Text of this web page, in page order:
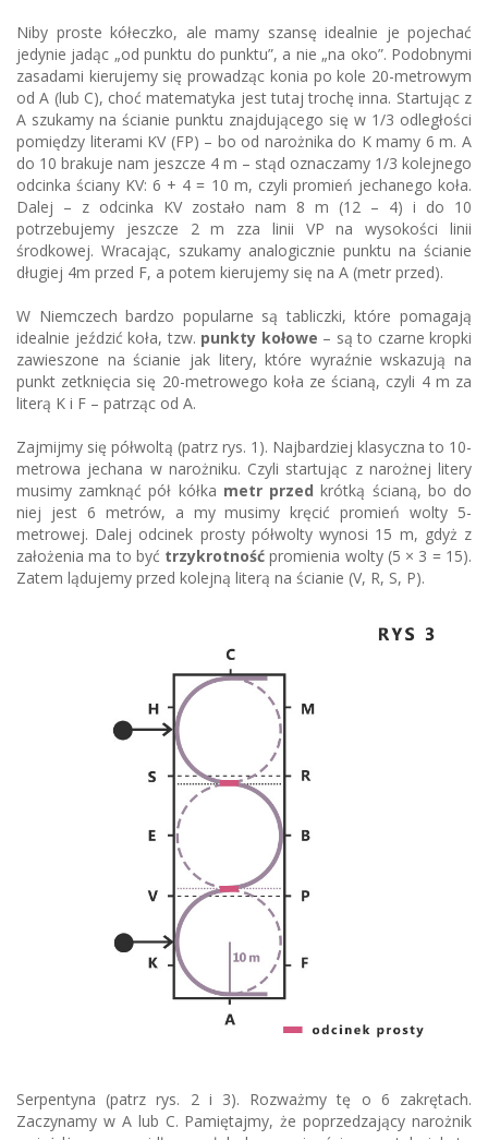
Niby proste kółeczko, ale mamy szansę idealnie je pojechać
jedynie jadąc „od punktu do punktu”, a nie „na oko”. Podobnymi
zasadami kierujemy się prowadząc konia po kole 20-metrowym
od A (lub C), choć matematyka jest tutaj trochę inna. Startując z
A szukamy na ścianie punktu znajdującego się w 1/3 odległości
pomiędzy literami KV (FP) – bo od narożnika do K mamy 6 m. A
do 10 brakuje nam jeszcze 4 m – stąd oznaczamy 1/3 kolejnego
odcinka ściany KV: 6 + 4 = 10 m, czyli promień jechanego koła.
Dalej – z odcinka KV zostało nam 8 m (12 – 4) i do 10
potrzebujemy jeszcze 2 m zza linii VP na wysokości linii
środkowej. Wracając, szukamy analogicznie punktu na ścianie
długiej 4m przed F, a potem kierujemy się na A (metr przed).
W Niemczech bardzo popularne są tabliczki, które pomagają
idealnie jeździć koła, tzw. punkty kołowe – są to czarne kropki
zawieszone na ścianie jak litery, które wyraźnie wskazują na
punkt zetknięcia się 20-metrowego koła ze ścianą, czyli 4 m za
literą K i F – patrząc od A.
Zajmijmy się półwoltą (patrz rys. 1). Najbardziej klasyczna to 10-
metrowa jechana w narożniku. Czyli startując z narożnej litery
musimy zamknąć pół kółka metr przed krótką ścianą, bo do
niej jest 6 metrów, a my musimy kręcić promień wolty 5-
metrowej. Dalej odcinek prosty półwolty wynosi 15 m, gdyż z
założenia ma to być trzykrotność promienia wolty (5 × 3 = 15).
Zatem lądujemy przed kolejną literą na ścianie (V, R, S, P).
Serpentyna (patrz rys. 2 i 3). Rozważmy tę o 6 zakrętach.
Zaczynamy w A lub C. Pamiętajmy, że poprzedzający narożnik